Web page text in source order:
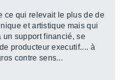
ce qui relevait le plus de de
et artistique mais qui
un support financié, se
producteur executif.... à
contre sens...